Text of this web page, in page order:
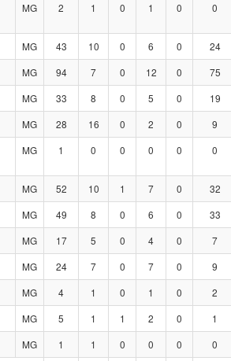
MG 2 1 0 1 0 0
MG 43 10 0 6 0 24
MG 94 7 0 12 0 75
MG 33 8 0 5 0 19
MG 28 16 0 2 0 9
MG 1 0 0 0 0 0
MG 52 10 1 7 0 32
MG 49 8 0 6 0 33
MG 17 5 0 4 0 7
MG 24 7 0 7 0 9
MG 4 1 0 1 0 2
MG 5 1 1 2 0 1
MG 1 1 0 0 0 0